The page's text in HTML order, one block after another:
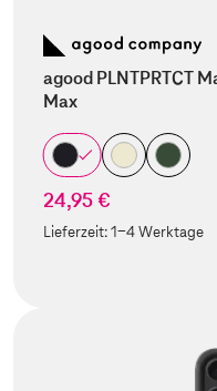
agood PLNTPRTCT
Max
24,95 €
Lieferzeit:1-4 Werktage